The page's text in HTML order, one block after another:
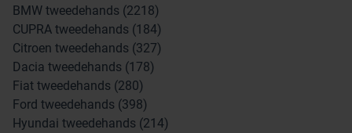
BMW tweedehands (2218)
CUPRA tweedehands (184)
Citroen tweedehands (327)
Dacia tweedehands (178)
Fiat tweedehands (280)
Ford tweedehands (398)
Hyundai tweedehands (214)